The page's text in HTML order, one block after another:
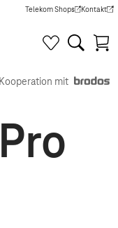
Telekom Shops
(Wird in einem neuen Tab
Kontakt
(Wird in
mit